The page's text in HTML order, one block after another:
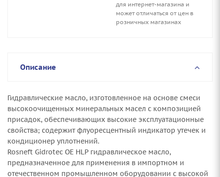
для интернет-магазина и
может отличаться от цен в
розничных магазинах
Описание
Гидравлические масло, изготовленное на основе смеси
высокоочищенных минеральных масел с композицией
присадок, обеспечивающих высокие эксплуатационные
свойства; содержит флуоресцентный индикатор утечек и
кондиционер уплотнений.
Rosneft Gidrotec OE HLP гидравлическое масло,
предназначенное для применения в импортном и
отечественном промышленном оборудовании с высокой